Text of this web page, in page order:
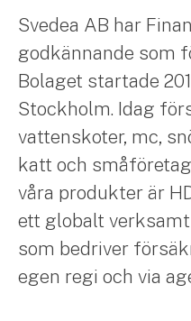
Svedea AB har
godkännande som
Bolaget startade
Stockholm. Idag
vattenskoter, mc,
katt och
våra produkter är
ett globalt
som bedriver
egen regi och via